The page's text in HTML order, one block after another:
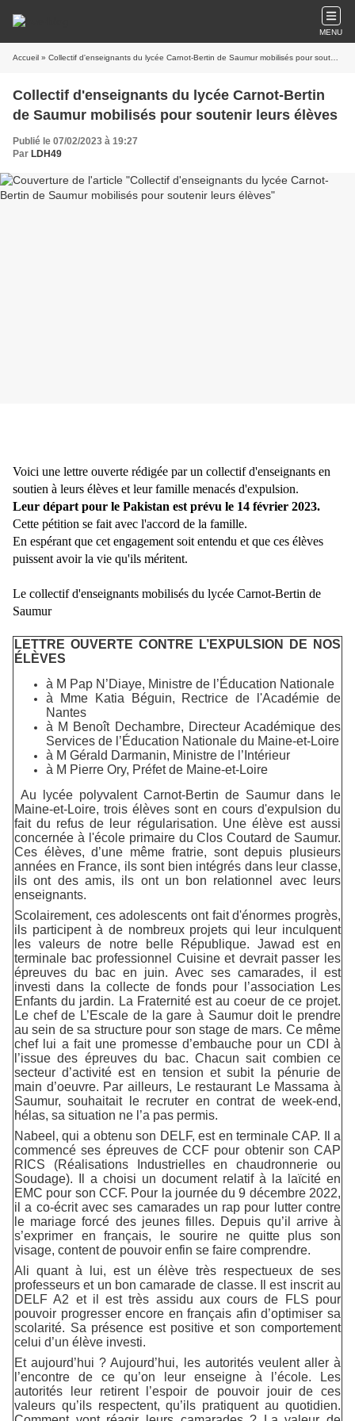
MENU
Accueil » Collectif d'enseignants du lycée Carnot-Bertin de Saumur mobilisés pour soutenir leurs élèves
Collectif d'enseignants du lycée Carnot-Bertin
de Saumur mobilisés pour soutenir leurs élèves
Publié le 07/02/2023 à 19:27
Par LDH49
Voici une lettre ouverte rédigée par un collectif d'enseignants en
soutien à leurs élèves et leur famille menacés d'expulsion.
Leur départ pour le Pakistan est prévu le 14 février 2023.
Cette pétition se fait avec l'accord de la famille.
En espérant que cet engagement soit entendu et que ces élèves
puissent avoir la vie qu'ils méritent.
Le collectif d'enseignants mobilisés du lycée Carnot-Bertin de
Saumur
LETTRE OUVERTE CONTRE L’EXPULSION DE NOS
ÉLÈVES
à M Pap N’Diaye, Ministre de l’Éducation Nationale
à Mme Katia Béguin, Rectrice de l'Académie de
Nantes
à M Benoît Dechambre, Directeur Académique des
Services de l’Éducation Nationale du Maine-et-Loire
à M Gérald Darmanin, Ministre de l’Intérieur
à M Pierre Ory, Préfet de Maine-et-Loire
Au lycée polyvalent Carnot-Bertin de Saumur dans le
Maine-et-Loire, trois élèves sont en cours d'expulsion du
fait du refus de leur régularisation. Une élève est aussi
concernée à l'école primaire du Clos Coutard de Saumur.
Ces élèves, d’une même fratrie, sont depuis plusieurs
années en France, ils sont bien intégrés dans leur classe,
ils ont des amis, ils ont un bon relationnel avec leurs
enseignants.
Scolairement, ces adolescents ont fait d'énormes progrès,
ils participent à de nombreux projets qui leur inculquent
les valeurs de notre belle République. Jawad est en
terminale bac professionnel Cuisine et devrait passer les
épreuves du bac en juin. Avec ses camarades, il est
investi dans la collecte de fonds pour l’association Les
Enfants du jardin. La Fraternité est au coeur de ce projet.
Le chef de L’Escale de la gare à Saumur doit le prendre
au sein de sa structure pour son stage de mars. Ce même
chef lui a fait une promesse d’embauche pour un CDI à
l’issue des épreuves du bac. Chacun sait combien ce
secteur d’activité est en tension et subit la pénurie de
main d’oeuvre. Par ailleurs, Le restaurant Le Massama à
Saumur, souhaitait le recruter en contrat de week-end,
hélas, sa situation ne l’a pas permis.
Nabeel, qui a obtenu son DELF, est en terminale CAP. Il a
commencé ses épreuves de CCF pour obtenir son CAP
RICS (Réalisations Industrielles en chaudronnerie ou
Soudage). Il a choisi un document relatif à la laïcité en
EMC pour son CCF. Pour la journée du 9 décembre 2022,
il a co-écrit avec ses camarades un rap pour lutter contre
le mariage forcé des jeunes filles. Depuis qu’il arrive à
s’exprimer en français, le sourire ne quitte plus son
visage, content de pouvoir enfin se faire comprendre.
Ali quant à lui, est un élève très respectueux de ses
professeurs et un bon camarade de classe. Il est inscrit au
DELF A2 et il est très assidu aux cours de FLS pour
pouvoir progresser encore en français afin d’optimiser sa
scolarité. Sa présence est positive et son comportement
celui d’un élève investi.
Et aujourd’hui ? Aujourd’hui, les autorités veulent aller à
l’encontre de ce qu’on leur enseigne à l’école. Les
autorités leur retirent l’espoir de pouvoir jouir de ces
valeurs qu’ils respectent, qu’ils pratiquent au quotidien.